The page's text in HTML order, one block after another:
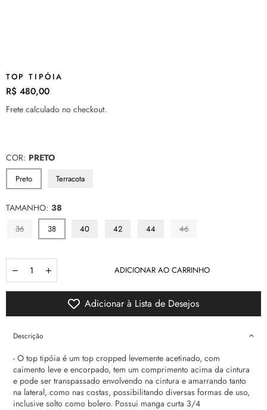
TOP TIPÓIA
Preço
normal
R$ 480,00
Frete calculado no checkout.
COR: PRETO
Preto Terracota
TAMANHO: 38
36 38 40 42 44 46
Quantidade
ADICIONAR AO CARRINHO
Adicionar à Lista de Desejos
Descrição
- O top tipóia é um top cropped levemente acetinado, com
caimento leve e encorpado, tem um comprimento acima da cintura
e pode ser transpassado envolvendo na cintura e amarrando tanto
na lateral, como nas costas, possibilitando diversas formas de uso,
inclusive solto como bolero. Possui manga curta 3/4